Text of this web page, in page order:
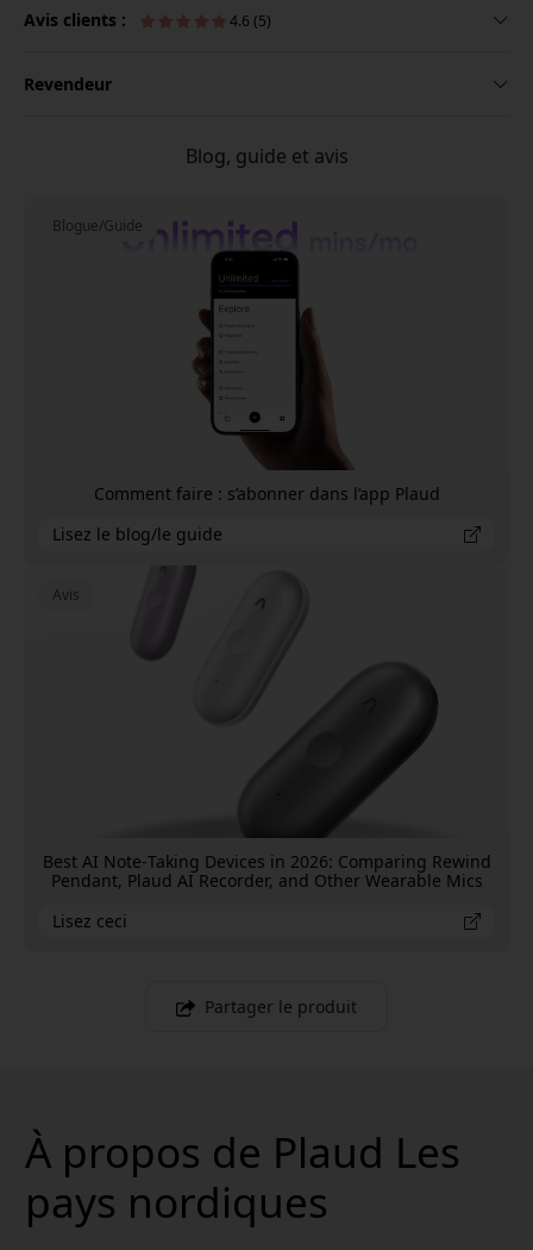
Avis clients : 4.6 (5)
Revendeur
Blog, guide et avis
Blogue/Guide
Comment faire : s’abonner dans l’app Plaud
Lisez le blog/le guide
Avis
Best AI Note‑Taking Devices in 2026: Comparing Rewind
Pendant, Plaud AI Recorder, and Other Wearable Mics
Lisez ceci
Partager le produit
À propos de Plaud Les
pays nordiques